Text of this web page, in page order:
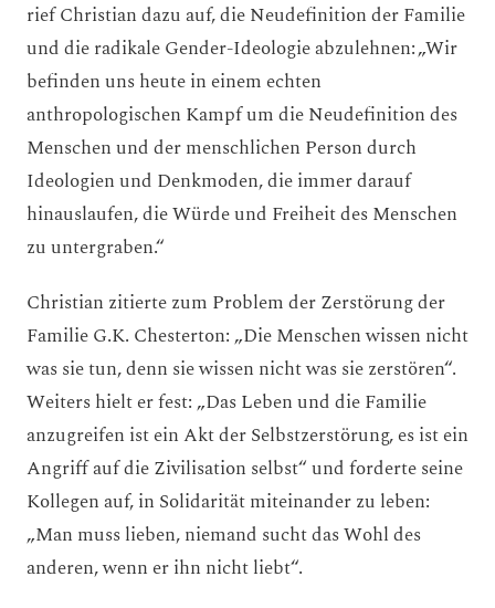
rief Christian dazu auf, die Neudefinition der Familie
und die radikale Gender-Ideologie abzulehnen: „Wir
befinden uns heute in einem echten
anthropologischen Kampf um die Neudefinition des
Menschen und der menschlichen Person durch
Ideologien und Denkmoden, die immer darauf
hinauslaufen, die Würde und Freiheit des Menschen
zu untergraben.“
Christian zitierte zum Problem der Zerstörung der
Familie G.K. Chesterton: „Die Menschen wissen nicht
was sie tun, denn sie wissen nicht was sie zerstören“.
Weiters hielt er fest: „Das Leben und die Familie
anzugreifen ist ein Akt der Selbstzerstörung, es ist ein
Angriff auf die Zivilisation selbst“ und forderte seine
Kollegen auf, in Solidarität miteinander zu leben:
„Man muss lieben, niemand sucht das Wohl des
anderen, wenn er ihn nicht liebt“.